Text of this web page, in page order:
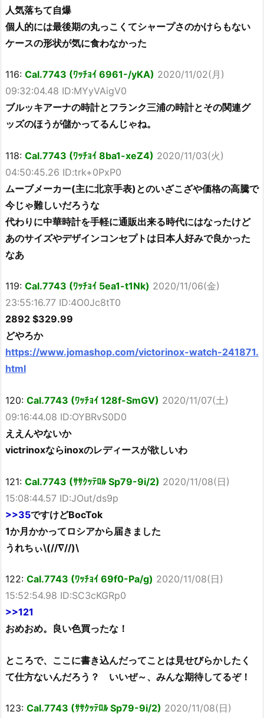
人気落ちて自爆
個人的には最後期の丸っこくてシャープさのかけらもない
ケースの形状が気に食わなかった
116: Cal.7743 (ﾜｯﾁｮｲ 6961-/yKA) 2020/11/02(月)
09:32:04.48 ID:MYyVAigV0
ブルッキアーナの時計とフランク三浦の時計とその関連グ
ッズのほうが儲かってるんじゃね。
118: Cal.7743 (ﾜｯﾁｮｲ 8ba1-xeZ4) 2020/11/03(火)
04:50:45.26 ID:trk+0PxP0
ムーブメーカー(主に北京手表)とのいざこざや価格の高騰で
今じゃ難しいだろうな
代わりに中華時計を手軽に通販出来る時代にはなったけど
あのサイズやデザインコンセプトは日本人好みで良かった
なあ
119: Cal.7743 (ﾜｯﾁｮｲ 5ea1-t1Nk) 2020/11/06(金)
23:55:16.77 ID:4O0Jc8tT0
2892 $329.99
どやろか
https://www.jomashop.com/victorinox-watch-241871.
html
120: Cal.7743 (ﾜｯﾁｮｲ 128f-SmGV) 2020/11/07(土)
09:16:44.08 ID:OYBRvS0D0
ええんやないか
victrinoxならinoxのレディースが欲しいわ
121: Cal.7743 (ｻｻｸｯﾃﾛﾙ Sp79-9i/2) 2020/11/08(日)
15:08:44.57 ID:JOut/ds9p
>>35ですけどBocTok
1か月かかってロシアから届きました
うれちぃ\(//∇//)\
122: Cal.7743 (ﾜｯﾁｮｲ 69f0-Pa/g) 2020/11/08(日)
15:52:54.98 ID:SC3cKGRp0
>>121
おめおめ。良い色買ったな！
ところで、ここに書き込んだってことは見せびらかしたく
て仕方ないんだろう？ いいぜ～、みんな期待してるぞ！
123: Cal.7743 (ｻｻｸｯﾃﾛﾙ Sp79-9i/2) 2020/11/08(日)